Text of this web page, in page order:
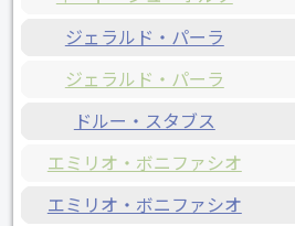
ジェラルド・パーラ
ジェラルド・パーラ
ドルー・スタブス
エミリオ・ボニファシオ
エミリオ・ボニファシオ